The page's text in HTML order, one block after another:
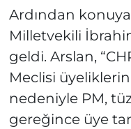
Ardından
Milletvekili
geldi. Arslan,
Meclisi
nedeniyle PM,
gereğince üye